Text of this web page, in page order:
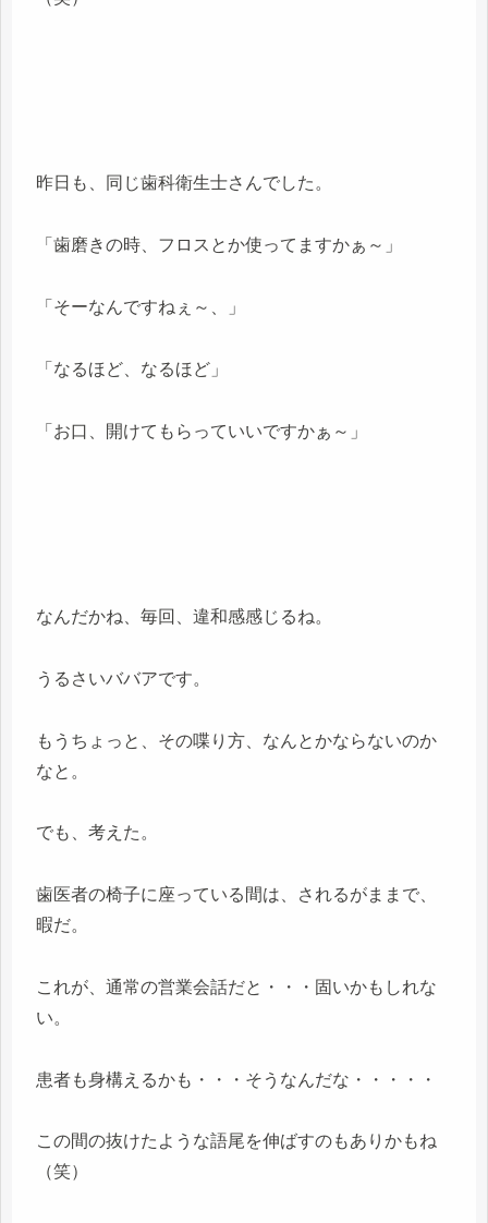
昨日も、同じ歯科衛生士さんでした。
「歯磨きの時、フロスとか使ってますかぁ～」
「そーなんですねぇ～、」
「なるほど、なるほど」
「お口、開けてもらっていいですかぁ～」
なんだかね、毎回、違和感感じるね。
うるさいババアです。
もうちょっと、その喋り方、なんとかならないのか
なと。
でも、考えた。
歯医者の椅子に座っている間は、されるがままで、
暇だ。
これが、通常の営業会話だと・・・固いかもしれな
い。
患者も身構えるかも・・・そうなんだな・・・・・
この間の抜けたような語尾を伸ばすのもありかもね
（笑）